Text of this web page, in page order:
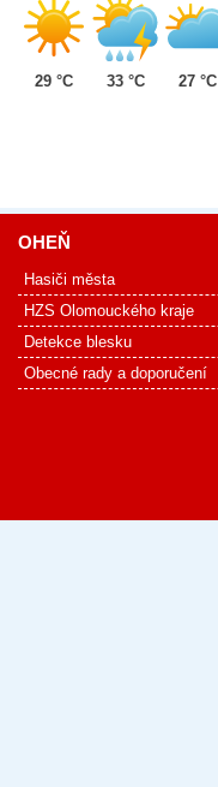
29 °C 33 °C 27 °C
OHEŇ
Hasiči města
HZS Olomouckého kraje
Detekce blesku
Obecné rady a doporučení